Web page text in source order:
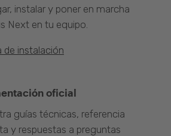
instalar y poner en marcha
Next en tu equipo.
de instalación
oficial
guías técnicas, referencia
y respuestas a preguntas